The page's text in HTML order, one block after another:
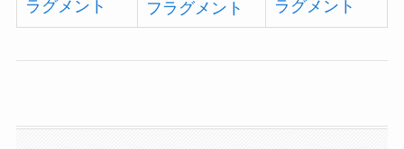
ラグメント
フラグメント
ラグメント